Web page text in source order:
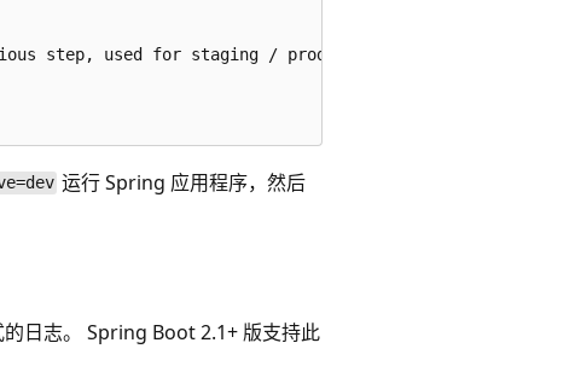
step, used for staging / production -->
运行 Spring 应用程序，然后
的日志。 Spring Boot 2.1+ 版支持此